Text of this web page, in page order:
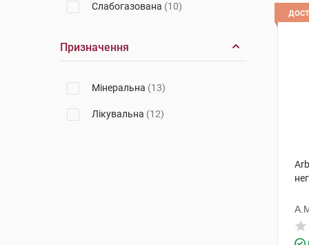
Слабогазована (10)
Призначення
Мінеральна (13)
Лікувальна (12)